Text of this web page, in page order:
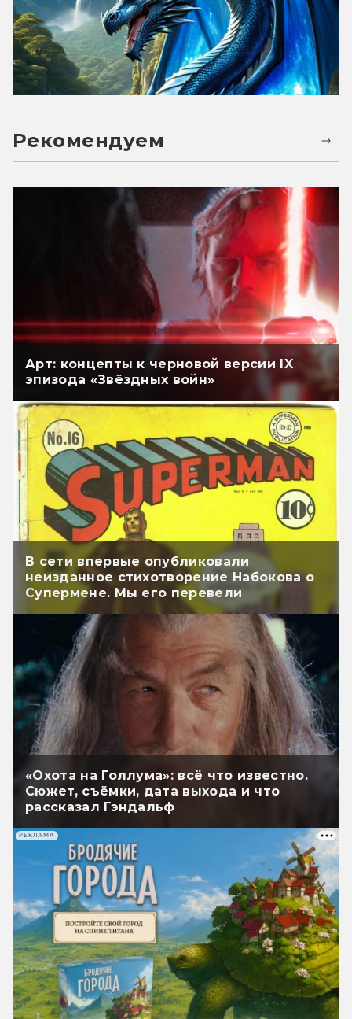
Рекомендуем
Арт: концепты к черновой версии IX
эпизода «Звёздных войн»
В сети впервые опубликовали
неизданное стихотворение Набокова о
Супермене. Мы его перевели
«Охота на Голлума»: всё что известно.
Сюжет, съёмки, дата выхода и что
рассказал Гэндальф
РЕКЛАМА